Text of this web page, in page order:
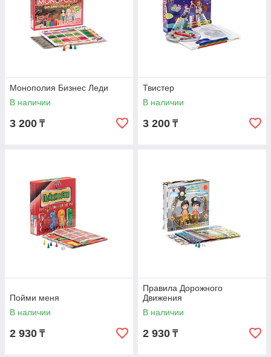
Монополия Бизнес Леди
В наличии
3 200 ₸
Твистер
В наличии
3 200 ₸
Пойми меня
В наличии
2 930 ₸
Правила Дорожного
Движения
В наличии
2 930 ₸